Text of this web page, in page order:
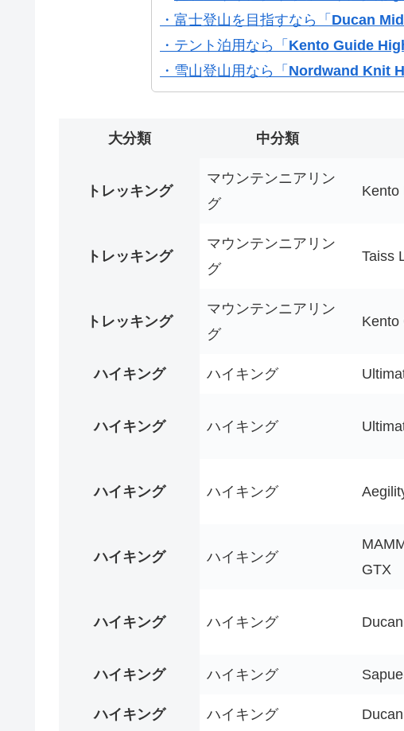
・富士登山を目指すなら「 Ducan
・テント泊用なら「 Kento Guide
・雪山登山用なら「 Nordwand Knit
大分類 中分類
トレッキング
マウンテンニアリン
グ
Kento
トレッキング
マウンテンニアリン
グ
Taiss
トレッキング
マウンテンニアリン
グ
Kento
ハイキング ハイキング
ハイキング ハイキング
ハイキング ハイキング
ハイキング ハイキング
GTX
ハイキング ハイキング
ハイキング ハイキング
ハイキング ハイキング